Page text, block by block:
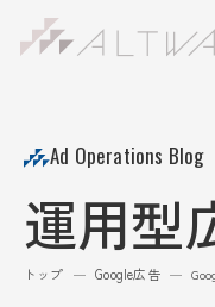
Ad Operations Blog
運用型
トップ — Google広告 —